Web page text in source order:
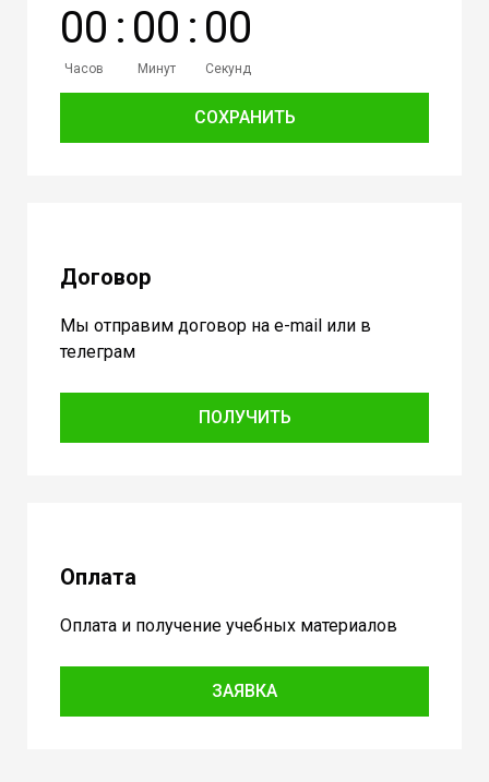
00
Часов
: 00
Минут
: 00
Секунд
СОХРАНИТЬ
Договор
Мы отправим договор на e-mail или в
телеграм
ПОЛУЧИТЬ
Оплата
Оплата и получение учебных материалов
ЗАЯВКА